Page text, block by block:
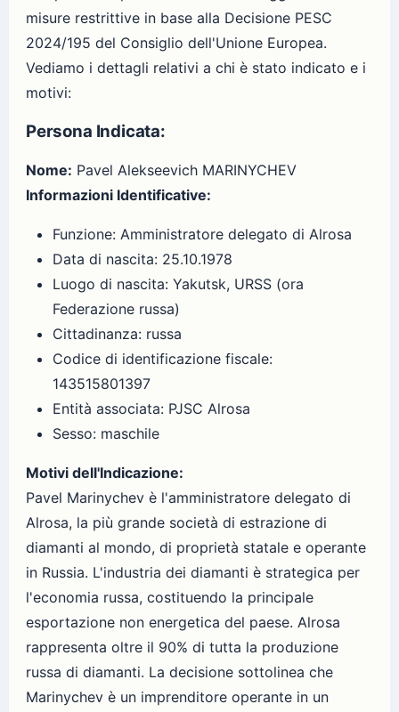
misure restrittive in base alla Decisione PESC
2024/195 del Consiglio dell'Unione Europea.
Vediamo i dettagli relativi a chi è stato indicato e i
motivi:
Persona Indicata:
Nome: Pavel Alekseevich MARINYCHEV
Informazioni Identificative:
Funzione: Amministratore delegato di Alrosa
Data di nascita: 25.10.1978
Luogo di nascita: Yakutsk, URSS (ora
Federazione russa)
Cittadinanza: russa
Codice di identificazione fiscale:
143515801397
Entità associata: PJSC Alrosa
Sesso: maschile
Motivi dell'Indicazione:
Pavel Marinychev è l'amministratore delegato di
Alrosa, la più grande società di estrazione di
diamanti al mondo, di proprietà statale e operante
in Russia. L'industria dei diamanti è strategica per
l'economia russa, costituendo la principale
esportazione non energetica del paese. Alrosa
rappresenta oltre il 90% di tutta la produzione
russa di diamanti. La decisione sottolinea che
Marinychev è un imprenditore operante in un